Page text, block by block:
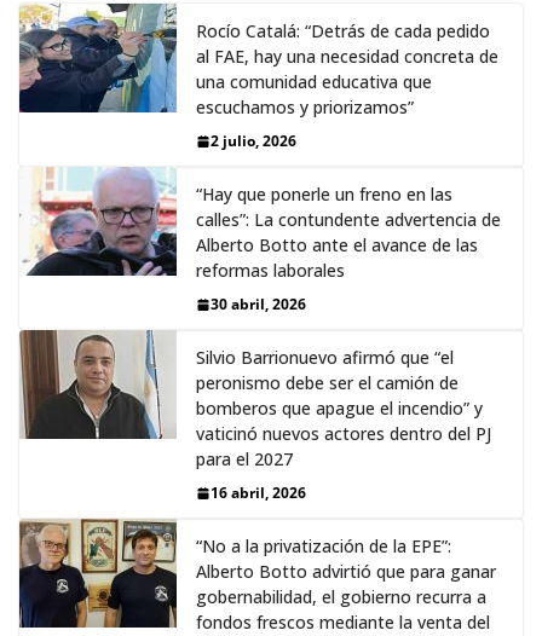
Rocío Catalá: “Detrás de cada pedido
al FAE, hay una necesidad concreta de
una comunidad educativa que
escuchamos y priorizamos”
2 julio, 2026
“Hay que ponerle un freno en las
calles”: La contundente advertencia de
Alberto Botto ante el avance de las
reformas laborales
30 abril, 2026
Silvio Barrionuevo afirmó que “el
peronismo debe ser el camión de
bomberos que apague el incendio” y
vaticinó nuevos actores dentro del PJ
para el 2027
16 abril, 2026
“No a la privatización de la EPE”:
Alberto Botto advirtió que para ganar
gobernabilidad, el gobierno recurra a
fondos frescos mediante la venta del